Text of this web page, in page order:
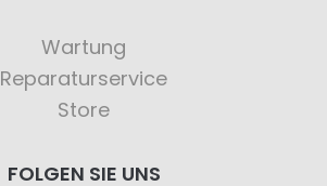
Wartung
Reparaturservice
Store
FOLGEN SIE UNS